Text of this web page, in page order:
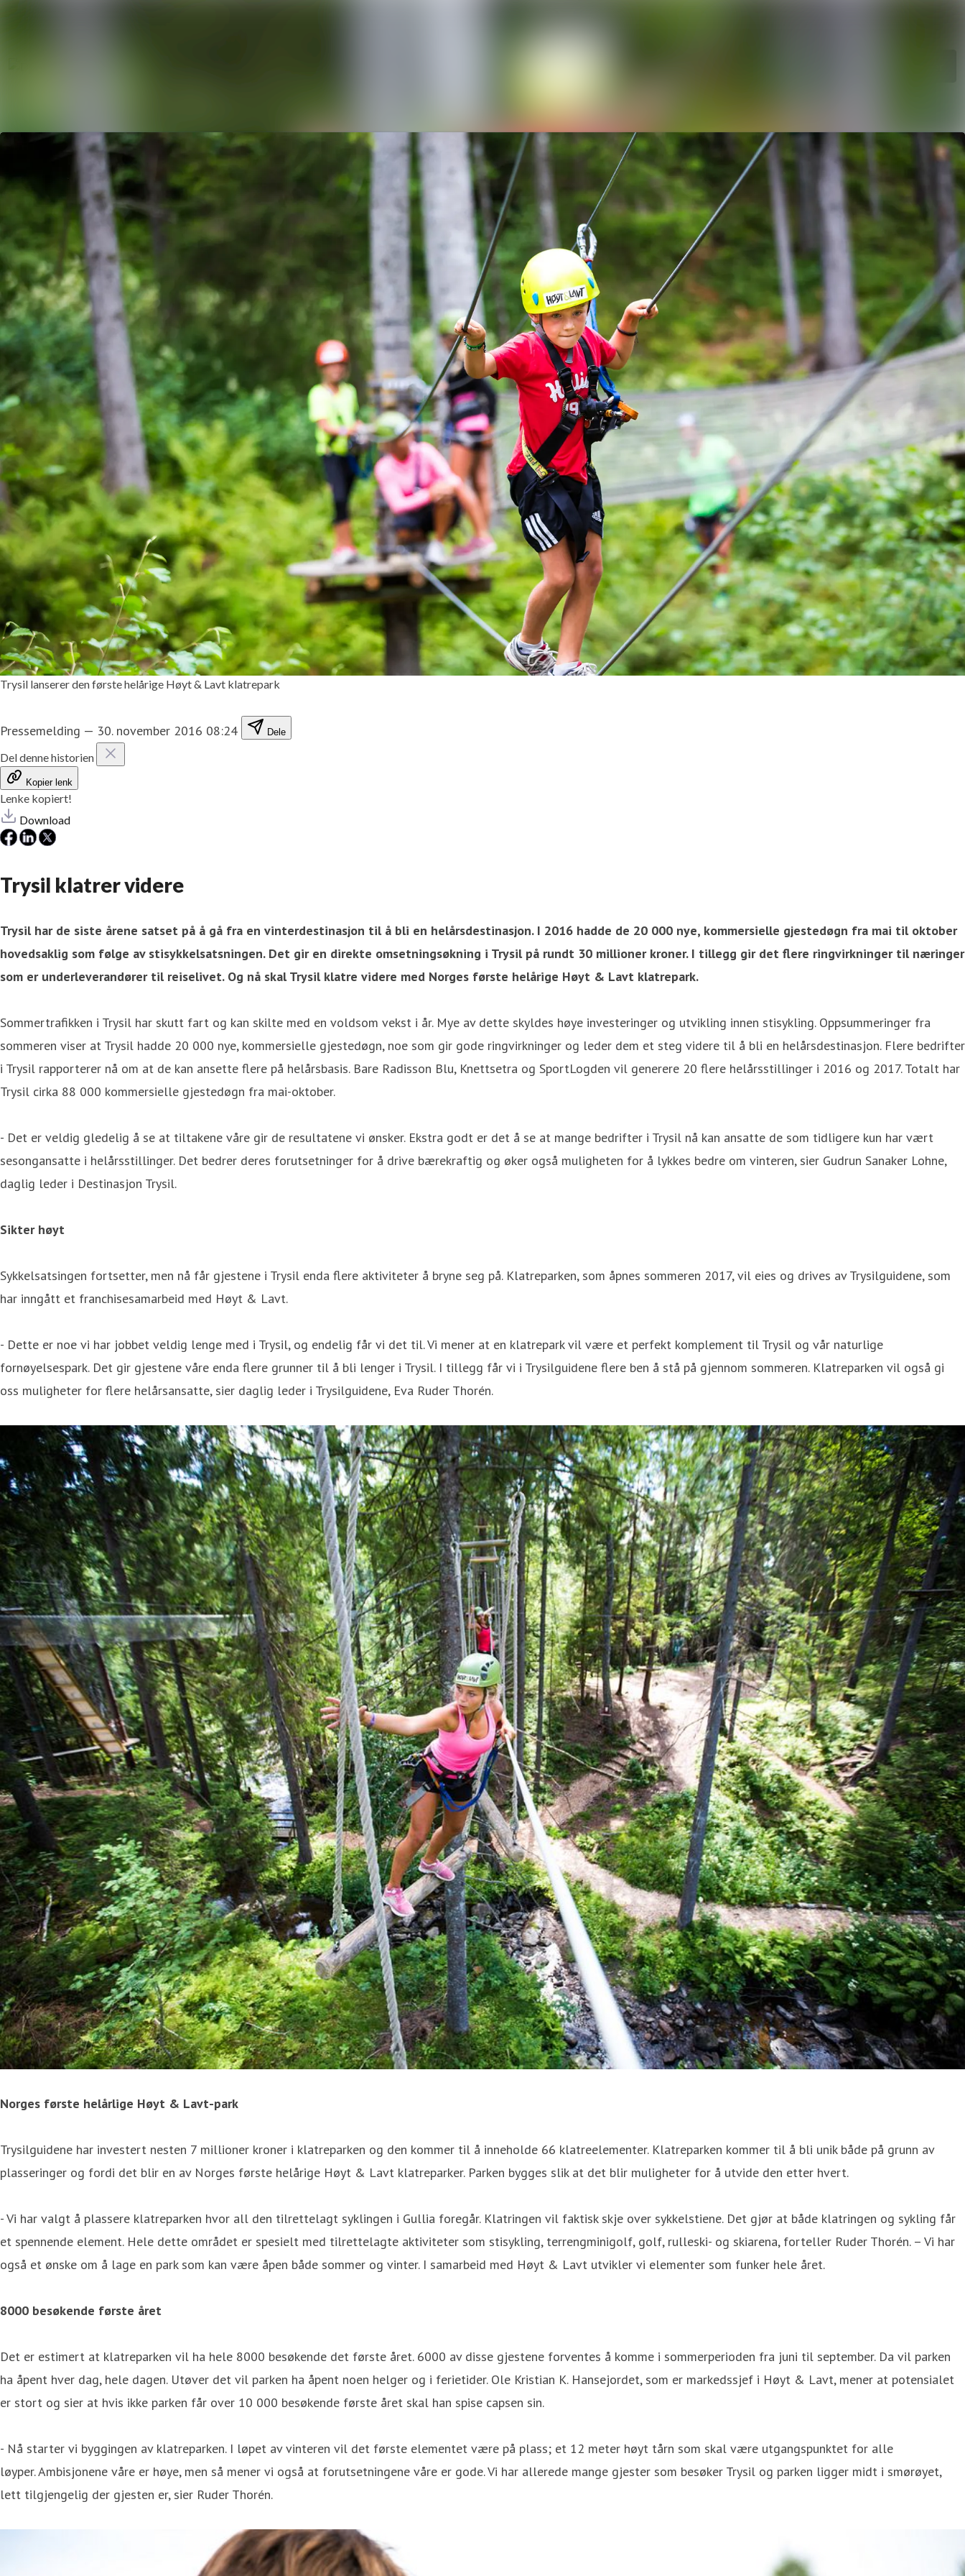
Trysil lanserer den første helårige Høyt & Lavt klatrepark
Pressemelding — 30. november 2016 08:24 Dele
Del denne historien
Kopier lenk
Lenke kopiert!
Download
Trysil klatrer videre
Trysil har de siste årene satset på å gå fra en vinterdestinasjon til å bli en helårsdestinasjon. I 2016 hadde de 20 000 nye, kommersielle gjestedøgn fra mai til oktober
hovedsaklig som følge av stisykkelsatsningen. Det gir en direkte omsetningsøkning i Trysil på rundt 30 millioner kroner. I tillegg gir det flere ringvirkninger til næringer
som er underleverandører til reiselivet. Og nå skal Trysil klatre videre med Norges første helårige Høyt & Lavt klatrepark.
Sommertrafikken i Trysil har skutt fart og kan skilte med en voldsom vekst i år. Mye av dette skyldes høye investeringer og utvikling innen stisykling. Oppsummeringer fra
sommeren viser at Trysil hadde 20 000 nye, kommersielle gjestedøgn, noe som gir gode ringvirkninger og leder dem et steg videre til å bli en helårsdestinasjon. Flere bedrifter
i Trysil rapporterer nå om at de kan ansette flere på helårsbasis. Bare Radisson Blu, Knettsetra og SportLogden vil generere 20 flere helårsstillinger i 2016 og 2017. Totalt har
Trysil cirka 88 000 kommersielle gjestedøgn fra mai-oktober.
- Det er veldig gledelig å se at tiltakene våre gir de resultatene vi ønsker. Ekstra godt er det å se at mange bedrifter i Trysil nå kan ansatte de som tidligere kun har vært
sesongansatte i helårsstillinger. Det bedrer deres forutsetninger for å drive bærekraftig og øker også muligheten for å lykkes bedre om vinteren, sier Gudrun Sanaker Lohne,
daglig leder i Destinasjon Trysil.
Sikter høyt
Sykkelsatsingen fortsetter, men nå får gjestene i Trysil enda flere aktiviteter å bryne seg på. Klatreparken, som åpnes sommeren 2017, vil eies og drives av Trysilguidene, som
har inngått et franchisesamarbeid med Høyt & Lavt.
- Dette er noe vi har jobbet veldig lenge med i Trysil, og endelig får vi det til. Vi mener at en klatrepark vil være et perfekt komplement til Trysil og vår naturlige
fornøyelsespark. Det gir gjestene våre enda flere grunner til å bli lenger i Trysil. I tillegg får vi i Trysilguidene flere ben å stå på gjennom sommeren. Klatreparken vil også gi
oss muligheter for flere helårsansatte, sier daglig leder i Trysilguidene, Eva Ruder Thorén.
Norges første helårlige Høyt & Lavt-park
Trysilguidene har investert nesten 7 millioner kroner i klatreparken og den kommer til å inneholde 66 klatreelementer. Klatreparken kommer til å bli unik både på grunn av
plasseringer og fordi det blir en av Norges første helårige Høyt & Lavt klatreparker. Parken bygges slik at det blir muligheter for å utvide den etter hvert.
- Vi har valgt å plassere klatreparken hvor all den tilrettelagt syklingen i Gullia foregår. Klatringen vil faktisk skje over sykkelstiene. Det gjør at både klatringen og sykling får
et spennende element. Hele dette området er spesielt med tilrettelagte aktiviteter som stisykling, terrengminigolf, golf, rulleski- og skiarena, forteller Ruder Thorén. – Vi har
også et ønske om å lage en park som kan være åpen både sommer og vinter. I samarbeid med Høyt & Lavt utvikler vi elementer som funker hele året.
8000 besøkende første året
Det er estimert at klatreparken vil ha hele 8000 besøkende det første året. 6000 av disse gjestene forventes å komme i sommerperioden fra juni til september. Da vil parken
ha åpent hver dag, hele dagen. Utøver det vil parken ha åpent noen helger og i ferietider. Ole Kristian K. Hansejordet, som er markedssjef i Høyt & Lavt, mener at potensialet
er stort og sier at hvis ikke parken får over 10 000 besøkende første året skal han spise capsen sin.
- Nå starter vi byggingen av klatreparken. I løpet av vinteren vil det første elementet være på plass; et 12 meter høyt tårn som skal være utgangspunktet for alle
løyper. Ambisjonene våre er høye, men så mener vi også at forutsetningene våre er gode. Vi har allerede mange gjester som besøker Trysil og parken ligger midt i smørøyet,
lett tilgjengelig der gjesten er, sier Ruder Thorén.